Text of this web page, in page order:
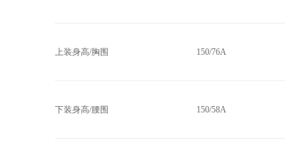
上装身高/胸围 150/76A
下装身高/腰围 150/58A